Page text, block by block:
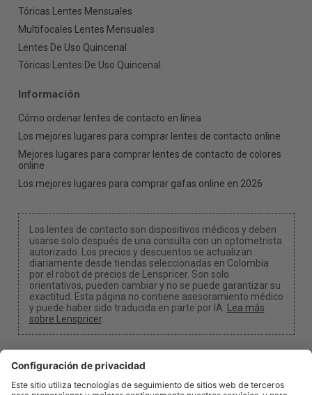
Tóricas Lentes Mensuales
Multifocales Lentes Mensuales
Lentes De Uso Quincenal
Tóricas Lentes De Uso Quincenal
Información
Cómo ordenar lentes de contacto en línea
Los mejores lugares para comprar lentes de contacto online
Mejores lugares para comprar lentes de contacto de colores
online
Los mejores lugares para comprar gafas online en 2026
Los lentes de contacto son dispositivos médicos y deben
usarse solo después de una consulta con un optometrista
autorizado. Los precios y descuentos se actualizan
diariamente desde tiendas seleccionadas en Colombia
por el robot de precios de Lenspricer. Son solo
orientativos, pueden cambiar y no se puede garantizar su
exactitud. Esta página no contiene asesoramiento médico
y puede haber sido traducida en parte por IA. Lea más
sobre Lenspricer.